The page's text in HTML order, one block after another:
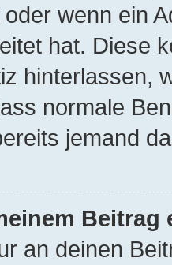
wenn ein
hat. Diese
hinterlassen,
normale
jemand
an deinen